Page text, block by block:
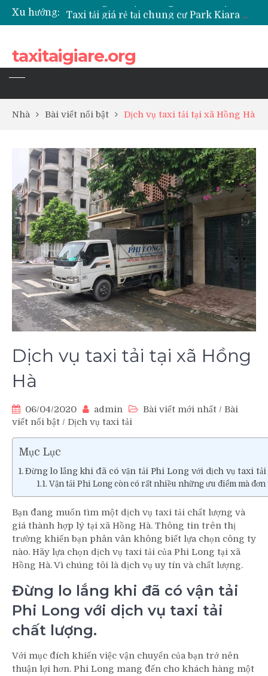
Xu hướng:
Taxi tải giá rẻ tại chung cư Grande Park Phú Lãm
taxitaigiare.org
Nhà Bài viết nổi bật Dịch vụ taxi tải tại xã Hồng Hà
Dịch vụ taxi tải tại xã Hồng
Hà
06/04/2020 admin Bài viết mới nhất / Bài
viết nổi bật / Dịch vụ taxi tải
Mục Lục
Đừng lo lắng khi đã có vận tải Phi Long với dịch vụ taxi tải
Vận tải Phi Long còn có rất nhiều những ưu điểm mà
Bạn đang muốn tìm một dịch vụ taxi tải chất lượng và
giá thành hợp lý tại xã Hồng Hà. Thông tin trên thị
trường khiến bạn phân vân không biết lựa chọn công ty
nào. Hãy lựa chọn dịch vụ taxi tải của Phi Long tại xã
Hồng Hà. Vì chúng tôi là dịch vụ uy tín và chất lượng.
Đừng lo lắng khi đã có vận tải
Phi Long với dịch vụ taxi tải
chất lượng.
Với mục đích khiến việc vận chuyển của bạn trở nên
thuận lợi hơn. Phi Long mang đến cho khách hàng một